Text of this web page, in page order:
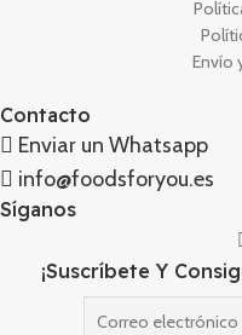
Envío
Contacto
Enviar un Whatsapp
info@foodsforyou.es
Síganos
¡Suscríbete Y